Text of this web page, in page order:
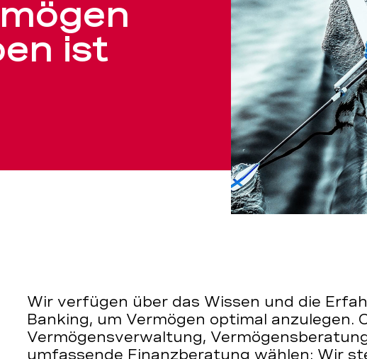
ist
Wir verfügen über das Wissen und die
Banking, um Vermögen optimal anzulegen.
Vermögensverwaltung,
umfassende Finanzberatung wählen: Wir